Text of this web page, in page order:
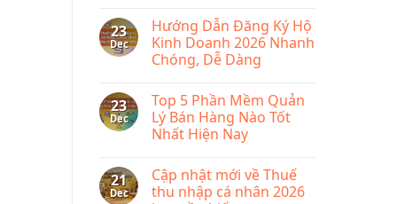
bài
từ
năm
2026
on
Phí
sàn
Shopee
nhất
bao
nhiêu,
cập
nhật
từng
loại
phí
23
Dec
Hướng Dẫn Đăng Ký Hộ
Kinh Doanh 2026 Nhanh
Chóng, Dễ Dàng
on
Hướng
Dẫn
Đăng
Kinh
Doanh
2026
23
Dec
Top 5 Phần Mềm Quản
Lý Bán Hàng Nào Tốt
Nhất Hiện Nay
on
Top
5
21
Dec
Cập nhật mới về Thuế
thu nhập cá nhân 2026